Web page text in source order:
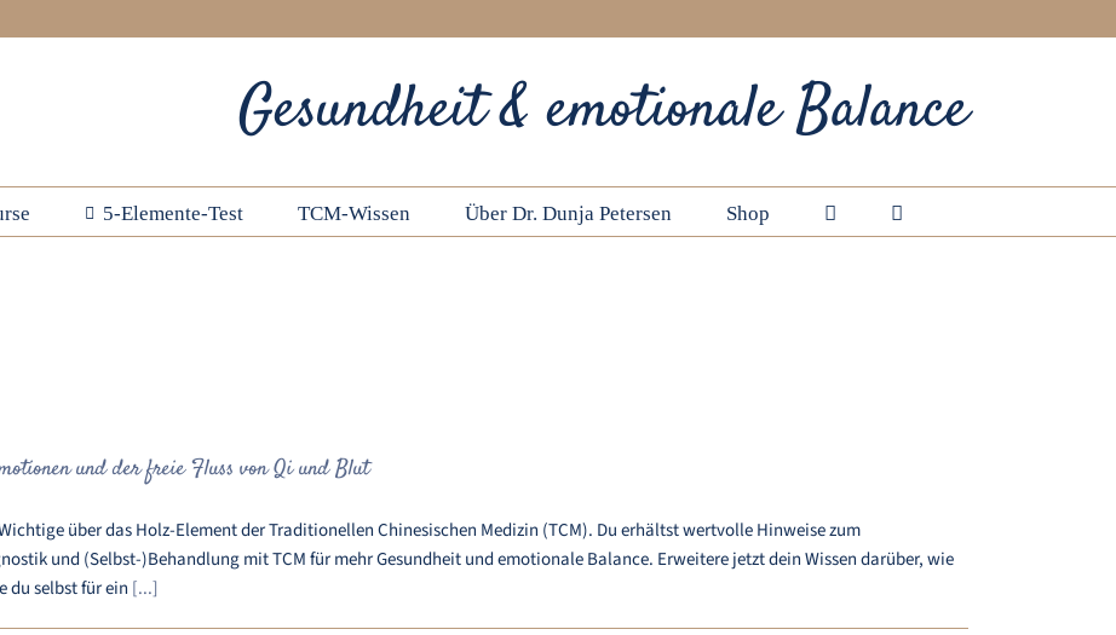
Gesundheit & emotionale Balance
5-Elemente-Test TCM-Wissen Über Dr. Dunja Petersen Shop
und der freie Fluss von Qi und Blut
über das Holz-Element der Traditionellen Chinesischen Medizin (TCM). Du erhältst wertvolle Hinweise zum
und (Selbst-)Behandlung mit TCM für mehr Gesundheit und emotionale Balance. Erweitere jetzt dein Wissen darüber, wie
du selbst für ein [...]